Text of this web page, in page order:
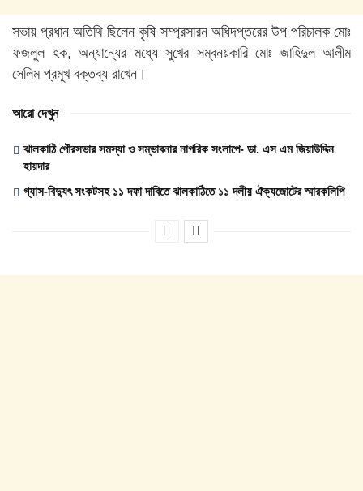
সভায় প্রধান অতিথি ছিলেন কৃষি সম্প্রসারন অধিদপ্তরের উপ পরিচালক মোঃ
ফজলুল হক, অন্যান্যের মধ্যে সুখের সম্বনয়কারি মোঃ জাহিদুল আলীম
সেলিম প্রমূখ বক্তব্য রাখেন।
আরো দেখুন
ঝালকাঠি পৌরসভার সমস্যা ও সম্ভাবনার নাগরিক সংলাপে- ডা. এস এম জিয়াউদ্দিন
হায়দার
গ্যাস-বিদ্যুৎ সংকটসহ ১১ দফা দাবিতে ঝালকাঠিতে ১১ দলীয় ঐক্যজোটের স্মারকলিপি